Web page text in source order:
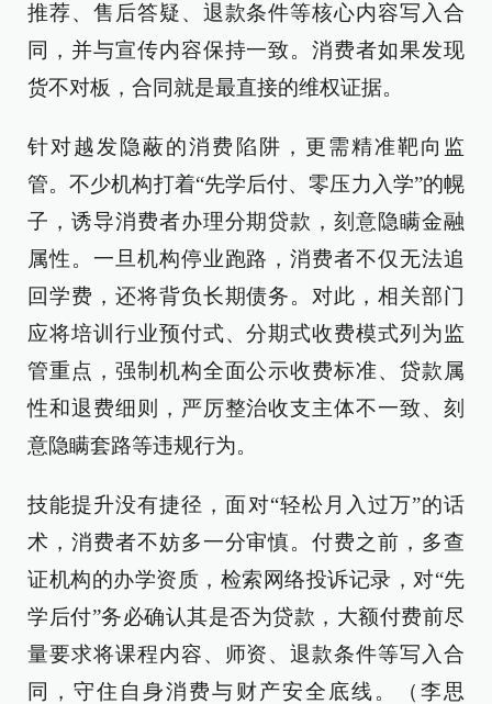
推荐、售后答疑、退款条件等核心内容写入合
同，并与宣传内容保持一致。消费者如果发现
货不对板，合同就是最直接的维权证据。
针对越发隐蔽的消费陷阱，更需精准靶向监
管。不少机构打着“先学后付、零压力入学”的幌
子，诱导消费者办理分期贷款，刻意隐瞒金融
属性。一旦机构停业跑路，消费者不仅无法追
回学费，还将背负长期债务。对此，相关部门
应将培训行业预付式、分期式收费模式列为监
管重点，强制机构全面公示收费标准、贷款属
性和退费细则，严厉整治收支主体不一致、刻
意隐瞒套路等违规行为。
技能提升没有捷径，面对“轻松月入过万”的话
术，消费者不妨多一分审慎。付费之前，多查
证机构的办学资质，检索网络投诉记录，对“先
学后付”务必确认其是否为贷款，大额付费前尽
量要求将课程内容、师资、退款条件等写入合
同，守住自身消费与财产安全底线。（李思